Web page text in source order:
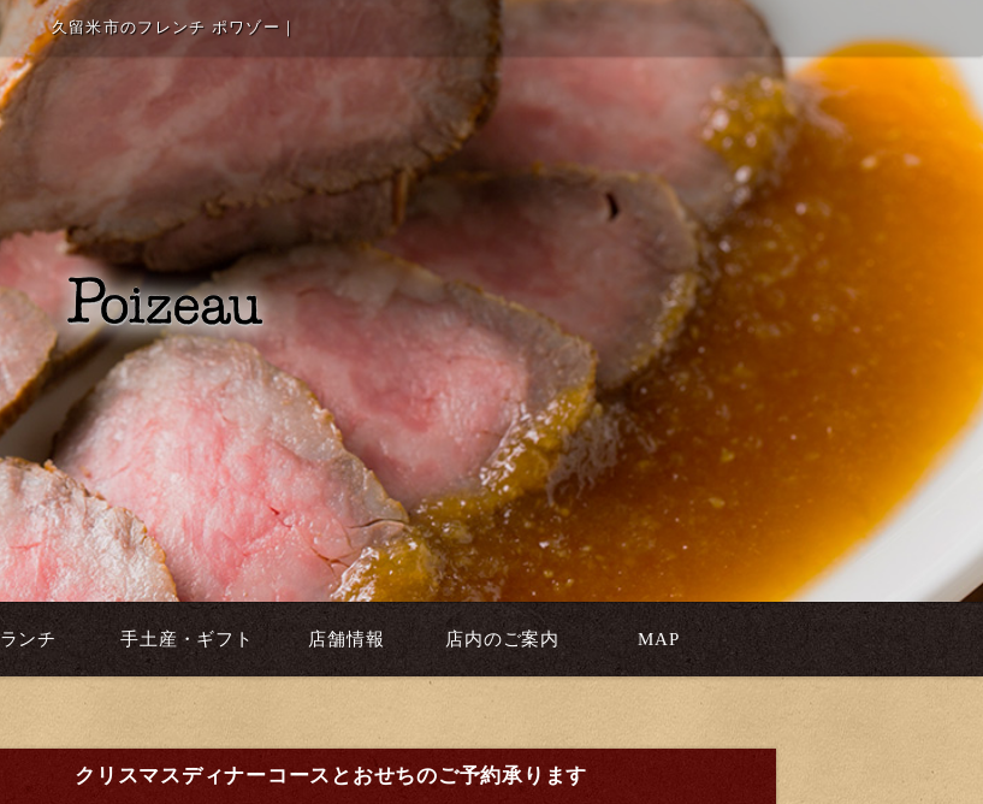
久留米市のフレンチ ポワゾー｜
ランチ 手土産・ギフト 店舗情報 店内のご案内 MAP
クリスマスディナーコースとおせちのご予約承ります